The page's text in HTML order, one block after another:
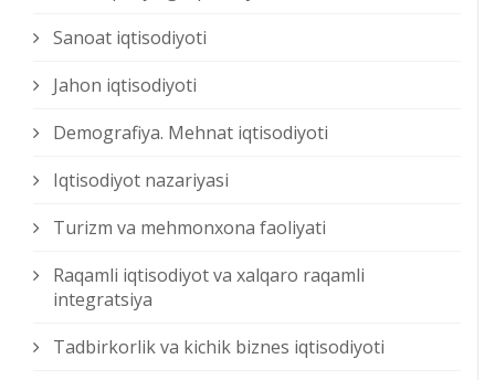
Sanoat iqtisodiyoti
Jahon iqtisodiyoti
Demografiya. Mehnat iqtisodiyoti
Iqtisodiyot nazariyasi
Turizm va mehmonxona faoliyati
Raqamli iqtisodiyot va xalqaro raqamli
integratsiya
Tadbirkorlik va kichik biznes iqtisodiyoti